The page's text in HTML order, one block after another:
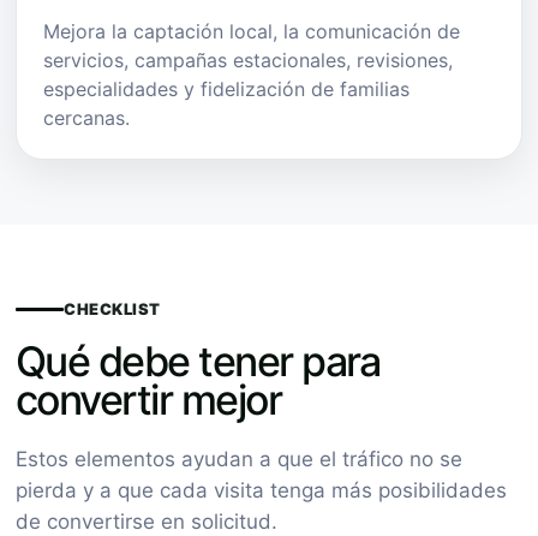
Mejora la captación local, la comunicación de
servicios, campañas estacionales, revisiones,
especialidades y fidelización de familias
cercanas.
CHECKLIST
Qué debe tener para
convertir mejor
Estos elementos ayudan a que el tráfico no se
pierda y a que cada visita tenga más posibilidades
de convertirse en solicitud.